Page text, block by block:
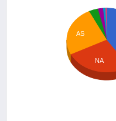
AS
NA